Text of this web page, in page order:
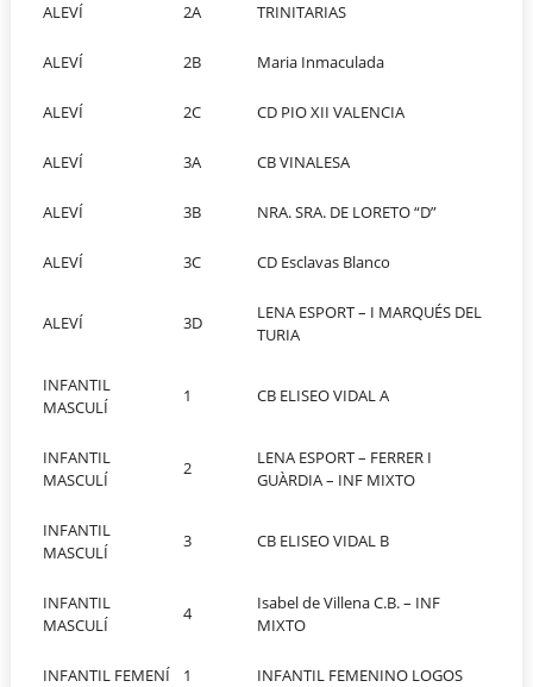
ALEVÍ 2A TRINITARIAS
ALEVÍ 2B Maria Inmaculada
ALEVÍ 2C CD PIO XII VALENCIA
ALEVÍ 3A CB VINALESA
ALEVÍ 3B NRA. SRA. DE LORETO “D”
ALEVÍ 3C CD Esclavas Blanco
ALEVÍ 3D
LENA ESPORT – I MARQUÉS DEL
TURIA
INFANTIL
MASCULÍ
1 CB ELISEO VIDAL A
INFANTIL
MASCULÍ
2
LENA ESPORT – FERRER I
GUÀRDIA – INF MIXTO
INFANTIL
MASCULÍ
3 CB ELISEO VIDAL B
INFANTIL
MASCULÍ
4
Isabel de Villena C.B. – INF
MIXTO
INFANTIL FEMENÍ 1 INFANTIL FEMENINO LOGOS